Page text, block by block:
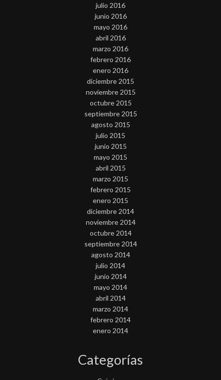
julio 2016
junio 2016
mayo 2016
abril 2016
marzo 2016
febrero 2016
enero 2016
diciembre 2015
noviembre 2015
octubre 2015
septiembre 2015
agosto 2015
julio 2015
junio 2015
mayo 2015
abril 2015
marzo 2015
febrero 2015
enero 2015
diciembre 2014
noviembre 2014
octubre 2014
septiembre 2014
agosto 2014
julio 2014
junio 2014
mayo 2014
abril 2014
marzo 2014
febrero 2014
enero 2014
Categorías